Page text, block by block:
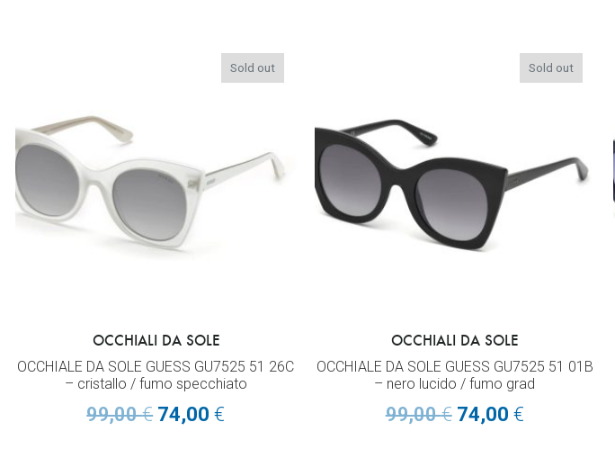
Sold out
OCCHIALI DA SOLE
OCCHIALE DA SOLE GUESS GU7525 51 26C
– cristallo / fumo specchiato
99,00€ 74,00€
Sold out
OCCHIALI DA SOLE
OCCHIALE DA SOLE GUESS GU7525 51 01B
– nero lucido / fumo grad
99,00€ 74,00 €